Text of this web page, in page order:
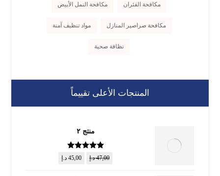
مكافحة الفئران مكافحة النمل الأبيض
مكافحة صراصير المنازل مواد تنظيف آمنة
نظافة صحية
المنتجات الأعلى تقييماً
منتج ٢
تم التقييم5
من 5
47,00 د.إ 45,00 د.إ